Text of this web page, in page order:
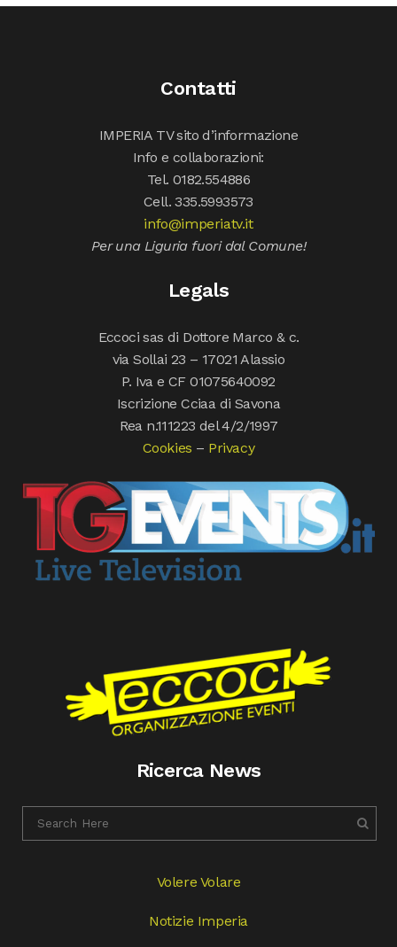
Contatti
IMPERIA TV sito d’informazione
Info e collaborazioni:
Tel. 0182.554886
Cell. 335.5993573
info@imperiatv.it
Per una Liguria fuori dal Comune!
Legals
Eccoci sas di Dottore Marco & c.
via Sollai 23 – 17021 Alassio
P. Iva e CF 01075640092
Iscrizione Cciaa di Savona
Rea n.111223 del 4/2/1997
Cookies – Privacy
Ricerca News
Volere Volare
Notizie Imperia